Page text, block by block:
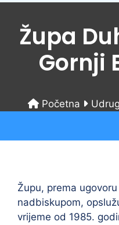
Župa
Gornji
Početna
Župu, prema
nadbiskupom,
vrijeme od 1985.